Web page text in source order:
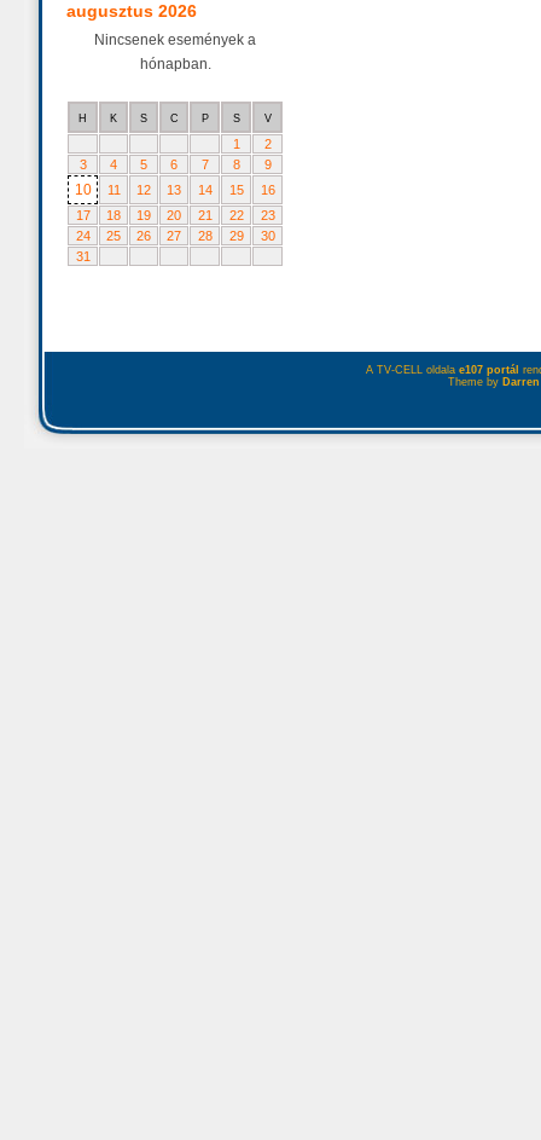
augusztus 2026
Nincsenek események a
hónapban.
H K S C P S V
1
2
3
4 5 6 7 8 9
10 11 12 13 14 15
16
17
18 19 20 21 22
23
24
25 26 27 28 29
30
31
A TV-CELL oldala e107 portál
Theme by